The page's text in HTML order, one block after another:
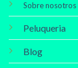
Sobre nosotros
Peluqueria
Blog